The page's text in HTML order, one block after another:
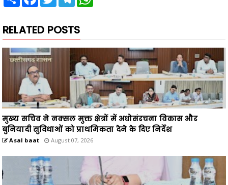
RELATED POSTS
मुख्य सचिव ने नक्सल मुक्त क्षेत्रों में अधोसंरचना विकास और
बुनियादी सुविधाओं को प्राथमिकता देने के दिए निर्देश
Asal baat August 07, 2026